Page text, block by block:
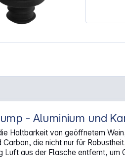
Aluminium"- Aluminium und
Haltbarkeit von geöffnetem
die nicht nur für
aus der Flasche entfernt, um